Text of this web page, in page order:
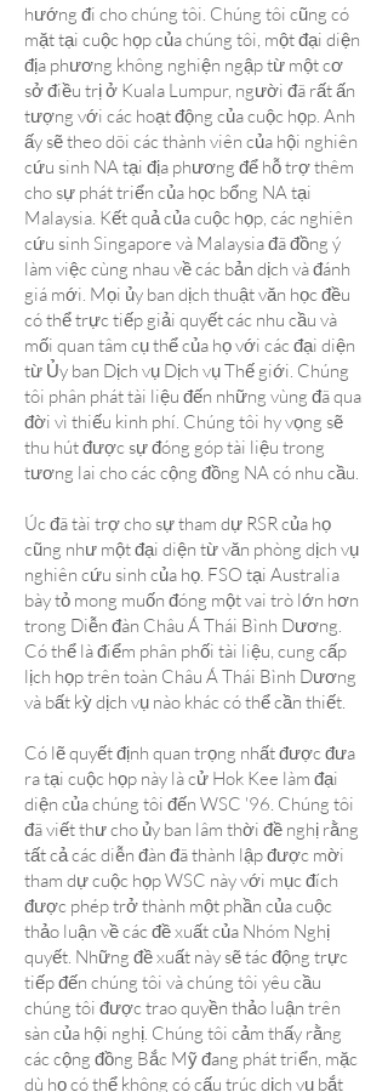
hướng đi cho chúng tôi. Chúng tôi cũng có
mặt tại cuộc họp của chúng tôi, một đại diện
địa phương không nghiện ngập từ một cơ
sở điều trị ở Kuala Lumpur, người đã rất ấn
tượng với các hoạt động của cuộc họp. Anh
ấy sẽ theo dõi các thành viên của hội nghiên
cứu sinh NA tại địa phương để hỗ trợ thêm
cho sự phát triển của học bổng NA tại
Malaysia. Kết quả của cuộc họp, các nghiên
cứu sinh Singapore và Malaysia đã đồng ý
làm việc cùng nhau về các bản dịch và đánh
giá mới. Mọi ủy ban dịch thuật văn học đều
có thể trực tiếp giải quyết các nhu cầu và
mối quan tâm cụ thể của họ với các đại diện
từ Ủy ban Dịch vụ Dịch vụ Thế giới. Chúng
tôi phân phát tài liệu đến những vùng đã qua
đời vì thiếu kinh phí. Chúng tôi hy vọng sẽ
thu hút được sự đóng góp tài liệu trong
tương lai cho các cộng đồng NA có nhu cầu.
Úc đã tài trợ cho sự tham dự RSR của họ
cũng như một đại diện từ văn phòng dịch vụ
nghiên cứu sinh của họ. FSO tại Australia
bày tỏ mong muốn đóng một vai trò lớn hơn
trong Diễn đàn Châu Á Thái Bình Dương.
Có thể là điểm phân phối tài liệu, cung cấp
lịch họp trên toàn Châu Á Thái Bình Dương
và bất kỳ dịch vụ nào khác có thể cần thiết.
Có lẽ quyết định quan trọng nhất được đưa
ra tại cuộc họp này là cử Hok Kee làm đại
diện của chúng tôi đến WSC '96. Chúng tôi
đã viết thư cho ủy ban lâm thời đề nghị rằng
tất cả các diễn đàn đã thành lập được mời
tham dự cuộc họp WSC này với mục đích
được phép trở thành một phần của cuộc
thảo luận về các đề xuất của Nhóm Nghị
quyết. Những đề xuất này sẽ tác động trực
tiếp đến chúng tôi và chúng tôi yêu cầu
chúng tôi được trao quyền thảo luận trên
sàn của hội nghị. Chúng tôi cảm thấy rằng
các cộng đồng Bắc Mỹ đang phát triển, mặc
dù họ có thể không có cấu trúc dịch vụ bắt